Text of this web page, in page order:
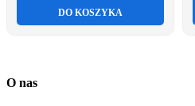
DO KOSZYKA
O nas